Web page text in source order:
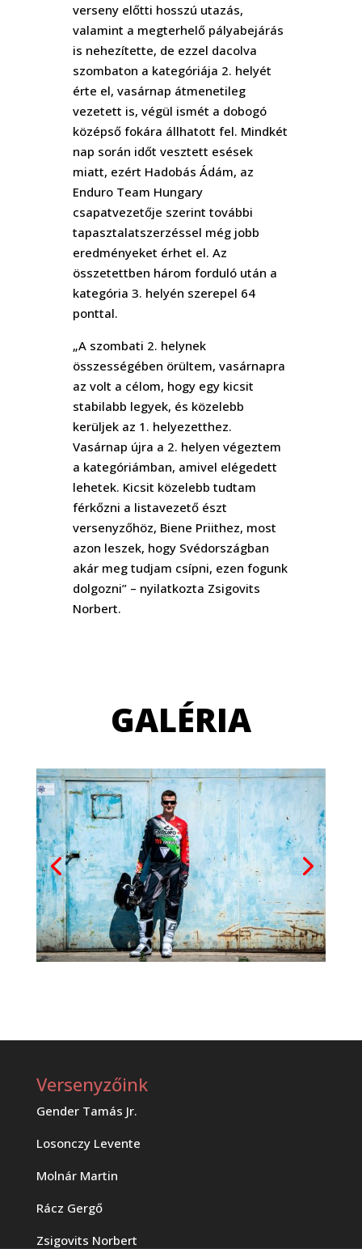
verseny előtti hosszú utazás,
valamint a megterhelő pályabejárás
is nehezítette, de ezzel dacolva
szombaton a kategóriája 2. helyét
érte el, vasárnap átmenetileg
vezetett is, végül ismét a dobogó
középső fokára állhatott fel. Mindkét
nap során időt vesztett esések
miatt, ezért Hadobás Ádám, az
Enduro Team Hungary
csapatvezetője szerint további
tapasztalatszerzéssel még jobb
eredményeket érhet el. Az
összetettben három forduló után a
kategória 3. helyén szerepel 64
ponttal.
„A szombati 2. helynek
összességében örültem, vasárnapra
az volt a célom, hogy egy kicsit
stabilabb legyek, és közelebb
kerüljek az 1. helyezetthez.
Vasárnap újra a 2. helyen végeztem
a kategóriámban, amivel elégedett
lehetek. Kicsit közelebb tudtam
férkőzni a listavezető észt
versenyzőhöz, Biene Priithez, most
azon leszek, hogy Svédországban
akár meg tudjam csípni, ezen fogunk
dolgozni” – nyilatkozta Zsigovits
Norbert.
GALÉRIA
Versenyzőink
Gender Tamás Jr.
Losonczy Levente
Molnár Martin
Rácz Gergő
Zsigovits Norbert